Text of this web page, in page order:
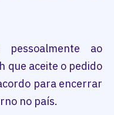
ao
que aceite o pedido
para encerrar
no país.